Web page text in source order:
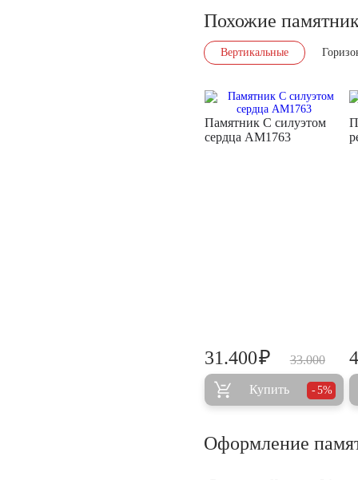
Похожие
Вертикальные
Памятник С силуэтом
сердца AM1763
33.000
31.400₽
Купить 5%
Оформление